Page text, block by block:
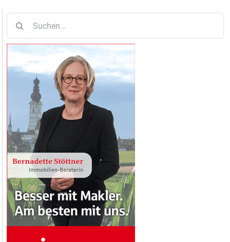
nach: